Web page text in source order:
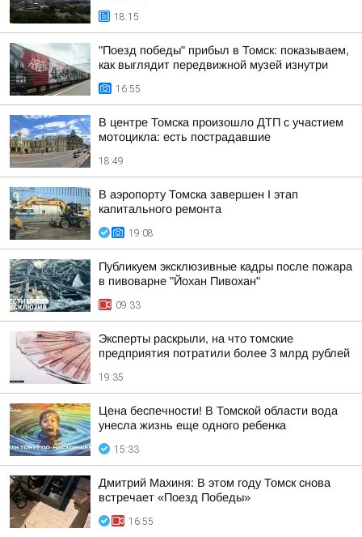
18:15
"Поезд победы" прибыл в Томск: показываем,
как выглядит передвижной музей изнутри
16:55
В центре Томска произошло ДТП с участием
мотоцикла: есть пострадавшие
18:49
В аэропорту Томска завершен I этап
капитального ремонта
19:08
Публикуем эксклюзивные кадры после пожара
в пивоварне "Йохан Пивохан"
09:33
Эксперты раскрыли, на что томские
предприятия потратили более 3 млрд рублей
19:35
Цена беспечности! В Томской области вода
унесла жизнь еще одного ребенка
15:33
Дмитрий Махиня: В этом году Томск снова
встречает «Поезд Победы»
16:55